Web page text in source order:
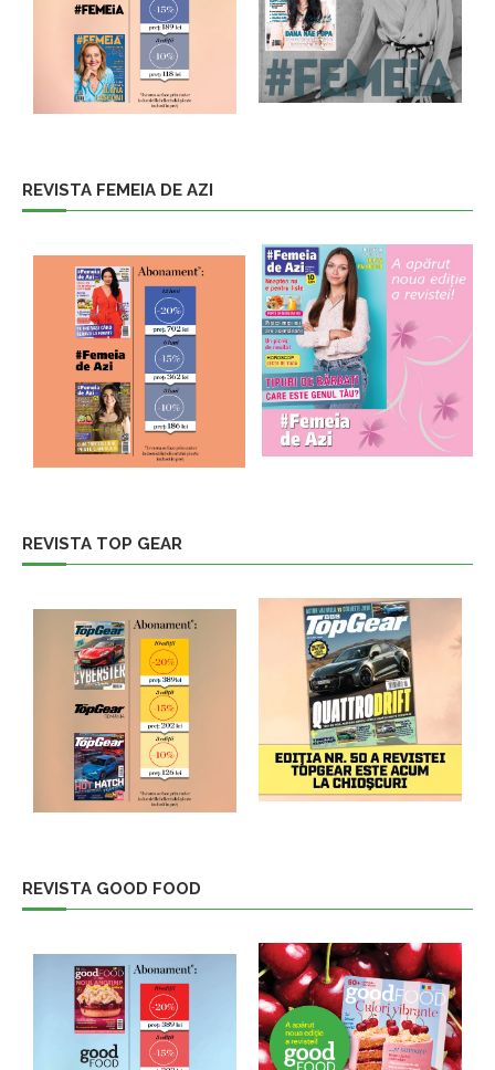
REVISTA FEMEIA DE AZI
REVISTA TOP GEAR
REVISTA GOOD FOOD